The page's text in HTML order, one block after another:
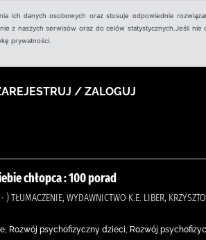
ich danych osobowych oraz stosuje odpowiednie
z naszych serwisów oraz do celów statystycznych.Jeśli nie
prywatności.
/ ZALOGUJ
chłopca : 100 porad
) TŁUMACZENIE, WYDAWNICTWO K.E. LIBER,
Rozwój psychofizyczny dzieci, Rozwój